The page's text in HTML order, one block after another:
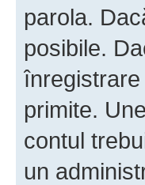
parola.
posibile.
primite.
contul
un